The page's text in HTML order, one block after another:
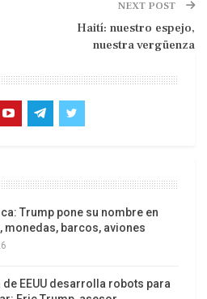
emprender la vía de un
democrático, basado en la
de las comunidades,
de los bienes
es un Estado capitalista
por un equipo
y, por lo tanto, aleja
NEXT POST
Haití: nuestro espejo,
nuestra vergüenza
Trump pone su nombre en
monedas, barcos, aviones
de EEUU desarrolla robots para